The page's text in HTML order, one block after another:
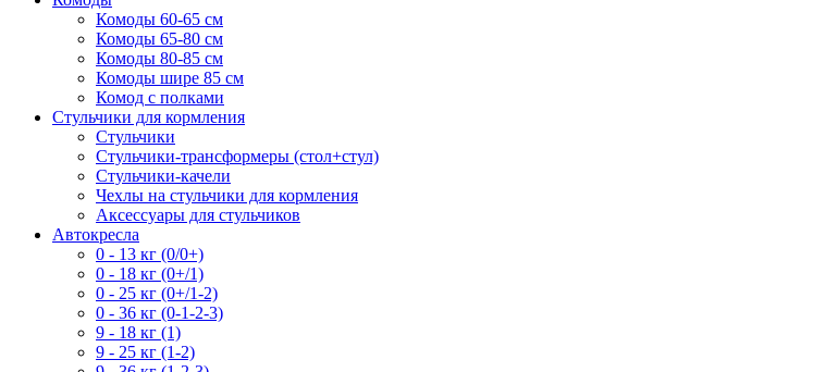
Комоды 60-65 см
Комоды 65-80 см
Комоды 80-85 см
Комоды шире 85 см
Комод с полками
Стульчики для кормления
Стульчики
Стульчики-трансформеры (стол+стул)
Стульчики-качели
Чехлы на стульчики для кормления
Аксессуары для стульчиков
Автокресла
0 - 13 кг (0/0+)
0 - 18 кг (0+/1)
0 - 25 кг (0+/1-2)
0 - 36 кг (0-1-2-3)
9 - 18 кг (1)
9 - 25 кг (1-2)